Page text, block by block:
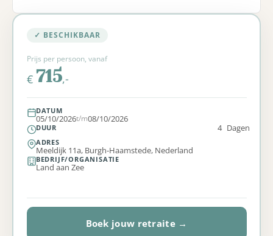
✓ BESCHIKBAAR
Prijs per persoon, vanaf
€ 715,-
DATUM
05/10/2026t/m08/10/2026
DUUR 4 Dagen
ADRES
Meeldijk 11a, Burgh-Haamstede, Nederland
BEDRIJF/ORGANISATIE
Land aan Zee
Boek jouw retraite →